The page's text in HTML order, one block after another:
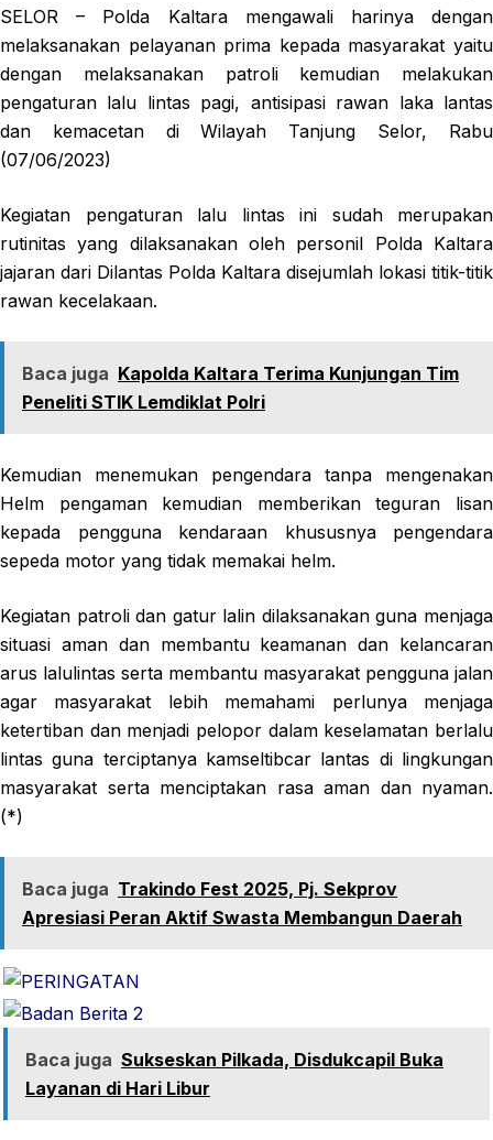
SELOR – Polda Kaltara mengawali harinya dengan
melaksanakan pelayanan prima kepada masyarakat yaitu
dengan melaksanakan patroli kemudian melakukan
pengaturan lalu lintas pagi, antisipasi rawan laka lantas
dan kemacetan di Wilayah Tanjung Selor, Rabu
(07/06/2023)
Kegiatan pengaturan lalu lintas ini sudah merupakan
rutinitas yang dilaksanakan oleh personil Polda Kaltara
jajaran dari Dilantas Polda Kaltara disejumlah lokasi titik-titik
rawan kecelakaan.
Baca juga Kapolda Kaltara Terima Kunjungan Tim
Peneliti STIK Lemdiklat Polri
Kemudian menemukan pengendara tanpa mengenakan
Helm pengaman kemudian memberikan teguran lisan
kepada pengguna kendaraan khususnya pengendara
sepeda motor yang tidak memakai helm.
Kegiatan patroli dan gatur lalin dilaksanakan guna menjaga
situasi aman dan membantu keamanan dan kelancaran
arus lalulintas serta membantu masyarakat pengguna jalan
agar masyarakat lebih memahami perlunya menjaga
ketertiban dan menjadi pelopor dalam keselamatan berlalu
lintas guna terciptanya kamseltibcar lantas di lingkungan
masyarakat serta menciptakan rasa aman dan nyaman.
(*)
Baca juga Trakindo Fest 2025, Pj. Sekprov
Apresiasi Peran Aktif Swasta Membangun Daerah
Baca juga Sukseskan Pilkada, Disdukcapil Buka
Layanan di Hari Libur